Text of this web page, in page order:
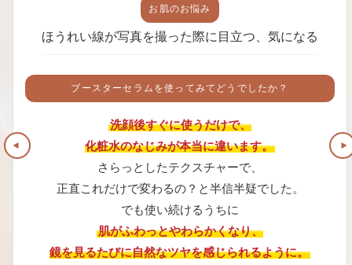
お肌のお悩み
ほうれい線が写真を撮った際に目立つ、気になる
ブースターセラムを使ってみてどうでしたか？
洗顔後すぐに使うだけで、
化粧水のなじみが本当に違います。
さらっとしたテクスチャーで、
正直これだけで変わるの？と半信半疑でした。
でも使い続けるうちに
肌がふわっとやわらかくなり、
鏡を見るたびに自然なツヤを感じられるように。